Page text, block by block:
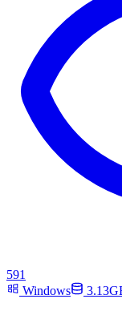
591
Windows